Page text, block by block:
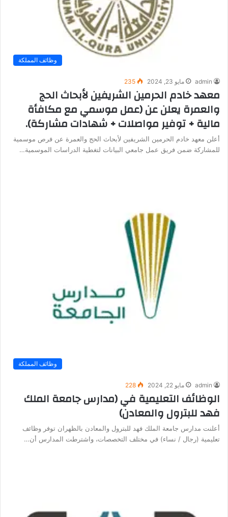
وظائف المملكة
admin مايو 23, 2024 235
معهد خادم الحرمين الشريفين لأبحاث الحج
والعمرة يعلن عن (عمل موسمي مع مكافأة
مالية + توفير مواصلات + شهادات مشاركة).
أعلن معهد خادم الحرمين الشريفين لأبحاث الحج والعمرة عن فرص موسمية
للمشاركة ضمن فريق عمل جامعي البيانات لتغطية الدراسات الموسمية…
وظائف المملكة
admin مايو 22, 2024 228
الوظائف التعليمية في (مدارس جامعة الملك
فهد للبترول والمعادن)
أعلنت مدارس جامعة الملك فهد للبترول والمعادن بالظهران توفر وظائف
تعليمية (رجال / نساء) في مختلف التخصصات، واشترطت المدارس أن…